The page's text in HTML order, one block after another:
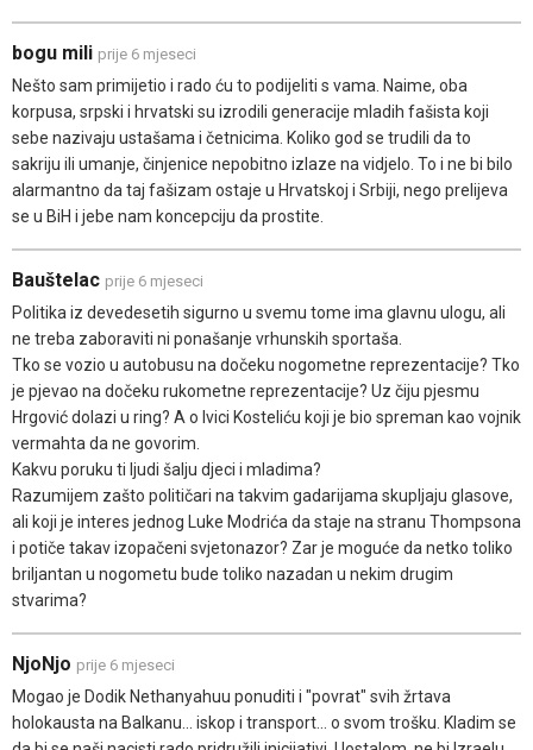
bogu mili prije 6 mjeseci
Nešto sam primijetio i rado ću to podijeliti s vama. Naime, oba
korpusa, srpski i hrvatski su izrodili generacije mladih fašista koji
sebe nazivaju ustašama i četnicima. Koliko god se trudili da to
sakriju ili umanje, činjenice nepobitno izlaze na vidjelo. To i ne bi bilo
alarmantno da taj fašizam ostaje u Hrvatskoj i Srbiji, nego prelijeva
se u BiH i jebe nam koncepciju da prostite.
Bauštelac prije 6 mjeseci
Politika iz devedesetih sigurno u svemu tome ima glavnu ulogu, ali
ne treba zaboraviti ni ponašanje vrhunskih sportaša.
Tko se vozio u autobusu na dočeku nogometne reprezentacije? Tko
je pjevao na dočeku rukometne reprezentacije? Uz čiju pjesmu
Hrgović dolazi u ring? A o Ivici Kosteliću koji je bio spreman kao vojnik
vermahta da ne govorim.
Kakvu poruku ti ljudi šalju djeci i mladima?
Razumijem zašto političari na takvim gadarijama skupljaju glasove,
ali koji je interes jednog Luke Modrića da staje na stranu Thompsona
i potiče takav izopačeni svjetonazor? Zar je moguće da netko toliko
briljantan u nogometu bude toliko nazadan u nekim drugim
stvarima?
NjoNjo prije 6 mjeseci
Mogao je Dodik Nethanyahuu ponuditi i "povrat" svih žrtava
holokausta na Balkanu... iskop i transport... o svom trošku. Kladim se